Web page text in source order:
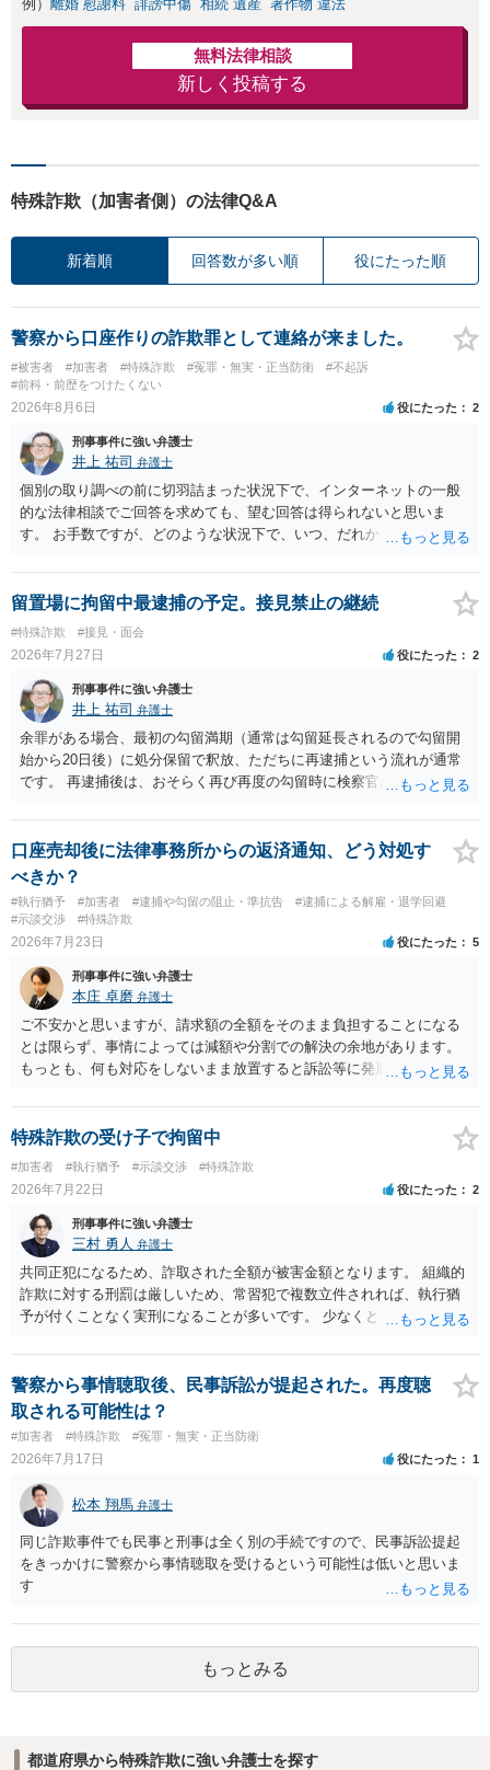
例） 離婚 慰謝料 誹謗中傷 相続 遺産 著作物 違法
無料法律相談
新しく投稿する
特殊詐欺（加害者側）の法律Q&A
新着順 回答数が多い順 役にたった順
警察から口座作りの詐欺罪として連絡が来ました。
#被害者 #加害者 #特殊詐欺 #冤罪・無実・正当防衛
#不起訴
#前科・前歴をつけたくない
2026年8月6日 役にたった 2
刑事事件に強い弁護士
井上 祐司 弁護士
個別の取り調べの前に切羽詰まった状況下で、インターネットの一般
的な法律相談でご回答を求めても、望む回答は得られないと思いま
す。 お手数ですが、どのような状況下で、いつ、だれからどのような
の程度だと聞いているのかということについて、お近くで詳細な法律
相談を受けられたうえで対処方法を探された方がよいと思われます。
一般論でいえば、任意取り調べの場合、ＩＣレコーダーを持参して取
り調べ内容を録音することは必須だと考えます。
留置場に拘留中最逮捕の予定。接見禁止の継続
#特殊詐欺 #接見・面会
2026年7月27日 役にたった 2
刑事事件に強い弁護士
井上 祐司 弁護士
余罪がある場合、最初の勾留満期（通常は勾留延長されるので勾留開
始から20日後）に処分保留で釈放、ただちに再逮捕という流れが通常
です。 再逮捕後は、おそらく再び再度の勾留時に検察官が接見禁止を
口座売却後に法律事務所からの返済通知、どう対処す
べきか？
#執行猶予 #加害者 #逮捕や勾留の阻止・準抗告
#逮捕による解雇・退学回避
#示談交渉
#特殊詐欺
2026年7月23日 役にたった 5
刑事事件に強い弁護士
本庄 卓磨 弁護士
ご不安かと思いますが、請求額の全額をそのまま負担することになる
とは限らず、事情によっては減額や分割での解決の余地があります。
もっとも、何も対応をしないまま放置すると訴訟等に発展してしまう
めします。
特殊詐欺の受け子で拘留中
#加害者 #執行猶予 #示談交渉 #特殊詐欺
2026年7月22日 役にたった 2
刑事事件に強い弁護士
三村 勇人 弁護士
共同正犯になるため、詐取された全額が被害金額となります。 組織的
詐欺に対する刑罰は厳しいため、常習犯で複数立件されれば、執行猶
予が付くことなく実刑になることが多いです。 少なくとも、執行猶予
す。 弁護士を介して共犯者数人で被害弁済を行うこともあります。 保
釈申請については、共犯なので、全て公判請求されるまで難しいです
が、個別具体的な事情により異なります。 弁護方針により、結果が変
わるため、刑事事件に精通している弁護人を選任されることをお勧め
いたします。
警察から事情聴取後、民事訴訟が提起された。再度聴
取される可能性は？
#加害者 #特殊詐欺 #冤罪・無実・正当防衛
2026年7月17日 役にたった 1
松本 翔馬 弁護士
同じ詐欺事件でも民事と刑事は全く別の手続ですので、民事訴訟提起
をきっかけに警察から事情聴取を受けるという可能性は低いと思いま
す
もっとみる
都道府県から特殊詐欺に強い弁護士を探す